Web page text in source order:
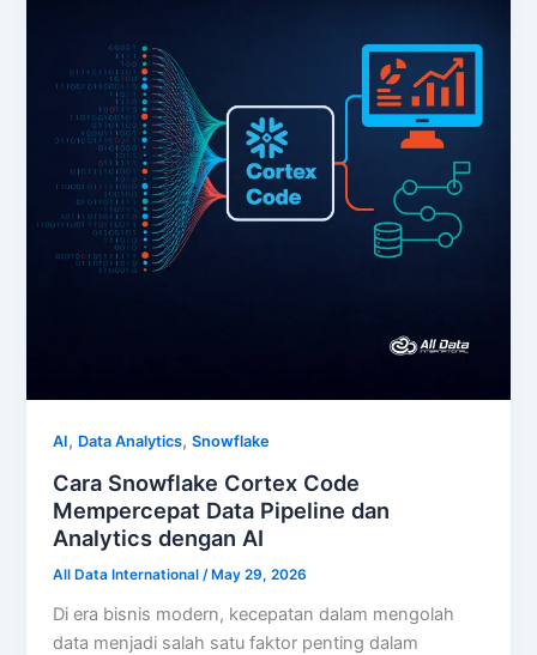
AI, Data Analytics,Snowflake
Cara Snowflake Cortex Code
Mempercepat Data Pipeline dan
Analytics dengan AI
All Data International/May 29, 2026
Di era bisnis modern, kecepatan dalam mengolah
data menjadi salah satu faktor penting dalam